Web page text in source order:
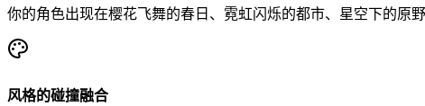
你的角色出现在樱花飞舞的春日、霓虹闪烁的都市、星空下的原
风格的碰撞融合